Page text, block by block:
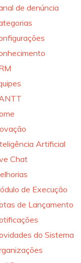
de denúncia
Artificial
Chat
de Execução
de Lançamento
do Sistema